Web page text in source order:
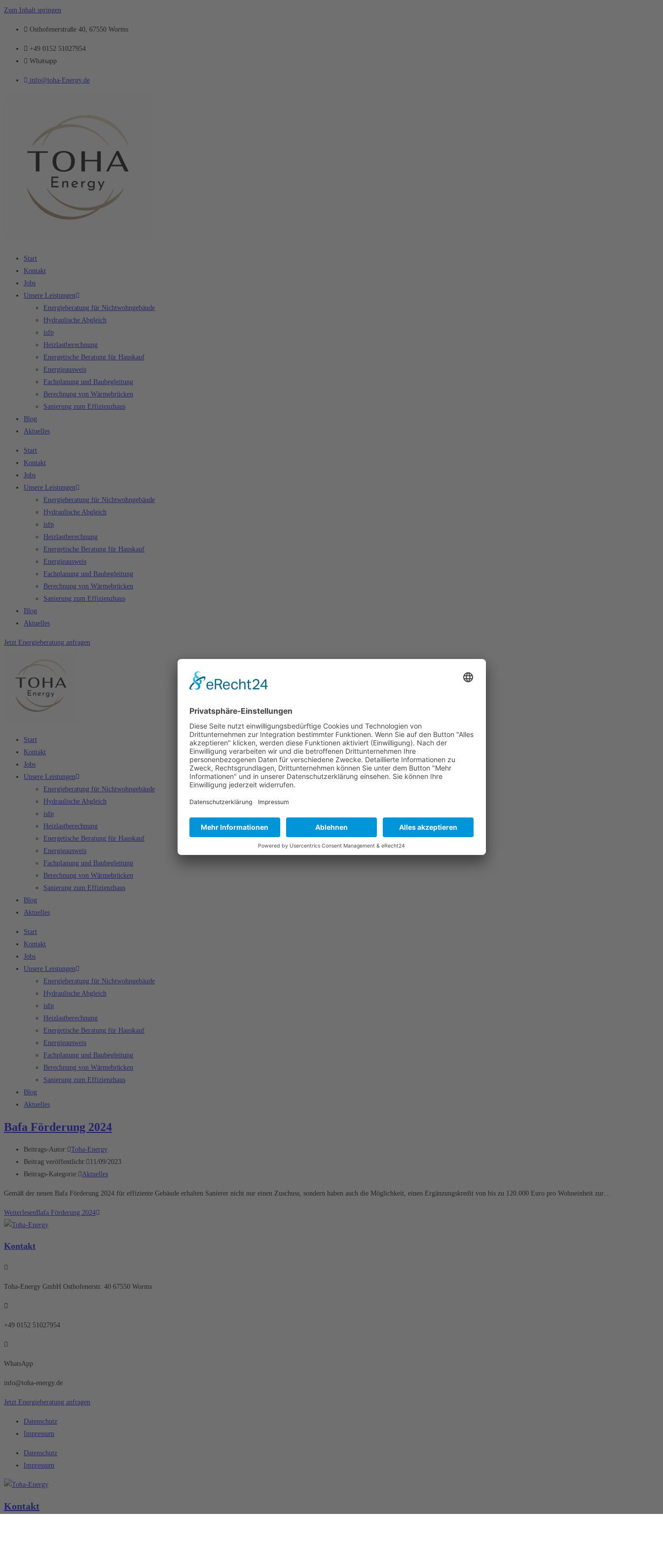
Zum Inhalt springen
Osthofenerstraße 40, 67550 Worms
+49 0152 51027954
Whatsapp
info@toha-Energy.de
Start
Kontakt
Jobs
Unsere Leistungen
Energieberatung für Nichtwohngebäude
Hydraulische Abgleich
isfp
Heizlastberechnung
Energetische Beratung für Hauskauf
Energieausweis
Fachplanung und Baubegleitung
Berechnung von Wärmebrücken
Sanierung zum Effizienzhaus
Blog
Aktuelles
Start
Kontakt
Jobs
Unsere Leistungen
Energieberatung für Nichtwohngebäude
Hydraulische Abgleich
isfp
Heizlastberechnung
Energetische Beratung für Hauskauf
Energieausweis
Fachplanung und Baubegleitung
Berechnung von Wärmebrücken
Sanierung zum Effizienzhaus
Blog
Aktuelles
Jetzt Energieberatung anfragen
Start
Kontakt
Jobs
Unsere Leistungen
Energieberatung für Nichtwohngebäude
Hydraulische Abgleich
isfp
Heizlastberechnung
Energetische Beratung für Hauskauf
Energieausweis
Fachplanung und Baubegleitung
Berechnung von Wärmebrücken
Sanierung zum Effizienzhaus
Blog
Aktuelles
Start
Kontakt
Jobs
Unsere Leistungen
Energieberatung für Nichtwohngebäude
Hydraulische Abgleich
isfp
Heizlastberechnung
Energetische Beratung für Hauskauf
Energieausweis
Fachplanung und Baubegleitung
Berechnung von Wärmebrücken
Sanierung zum Effizienzhaus
Blog
Aktuelles
Bafa Förderung 2024
Beitrags-Autor: Toha-Energy
Beitrag veröffentlicht:
11/09/2023
Beitrags-Kategorie: Aktuelles
Gemäß der neuen Bafa Förderung 2024 für effiziente Gebäude erhalten Sanierer nicht nur einen Zuschuss, sondern haben auch die Möglichkeit, einen Ergänzungskredit von bis zu 120.000 Euro pro Wohneinheit zur…
Weiterlesen Bafa Förderung 2024
Kontakt
Toha-Energy GmbH Osthofenerstr. 40 67550 Worms
+49 0152 51027954
WhatsApp
info@toha-energy.de
Jetzt Energieberatung anfragen
Datenschutz
Impressum
Datenschutz
Impressum
Kontakt